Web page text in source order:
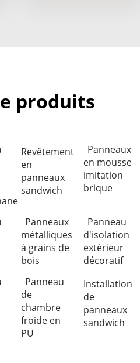
produits
Revêtement
en
panneaux
sandwich
Panneaux
en mousse
imitation
brique
Panneaux
métalliques
à grains de
bois
Panneau
d'isolation
extérieur
décoratif
Panneau
de
chambre
froide en
PU
Installation
de
panneaux
sandwich